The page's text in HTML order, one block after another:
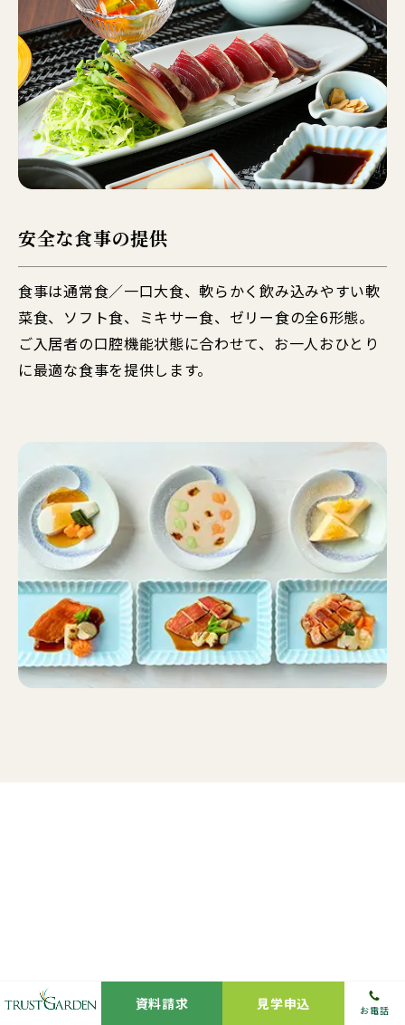
資料請求 見学申込 お電話
安全な食事の提供
食事は通常食／一口大食、軟らかく飲み込みやすい軟
菜食、ソフト食、ミキサー食、ゼリー食の全6形態。
ご入居者の口腔機能状態に合わせて、お一人おひとり
に最適な食事を提供します。